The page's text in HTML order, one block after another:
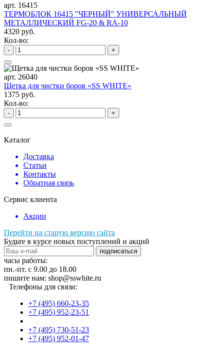
арт. 16415
ТЕРМОБЛОК 16415 "ЧЕРНЫЙ" УНИВЕРСАЛЬНЫЙ
МЕТАЛЛИЧЕСКИЙ FG-20 & RA-10
4320 руб.
Кол-во:
- +
арт. 26040
Щетка для чистки боров «SS WHITE»
1375 руб.
Кол-во:
- +
Каталог
Доставка
Статьи
Контакты
Обратная связь
Сервис клиента
Акции
Перейти на старую версию сайта
Будьте в курсе новых поступлений и акций
подписаться
часы работы:
пн.-пт. с 9.00 до 18.00
пишите нам: shop@sswhite.ru
Телефоны для связи:
+7 (495) 660-23-35
+7 (495) 952-23-51
+7 (495) 730-51-23
+7 (495) 952-01-47